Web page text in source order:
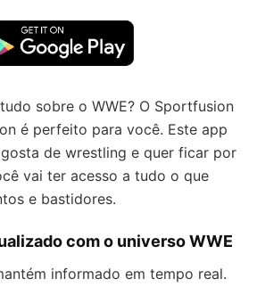
sobre o WWE? O Sportfusion
é perfeito para você. Este app
de wrestling e quer ficar por
vai ter acesso a tudo o que
e bastidores.
com o universo WWE
informado em tempo real.